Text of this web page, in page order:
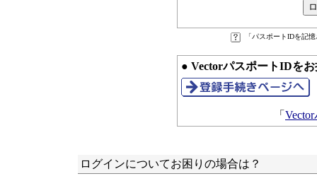
「パスポートIDを記
● VectorパスポートIDを
「
ログインについてお困りの場合は？